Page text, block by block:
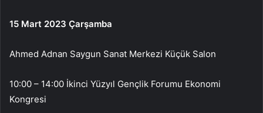
15 Mart 2023 Çarşamba
Ahmed Adnan Saygun Sanat Merkezi Küçük Salon
10:00 – 14:00 İkinci Yüzyıl Gençlik Forumu Ekonomi
Kongresi